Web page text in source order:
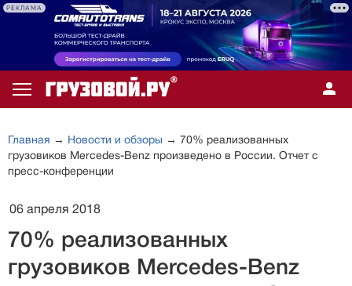
РЕКЛАМА
Главная → Новости и обзоры → 70% реализованных
грузовиков Mercedes-Benz произведено в России. Отчет с
пресс-конференции
06 апреля 2018
70% реализованных
грузовиков Mercedes-Benz